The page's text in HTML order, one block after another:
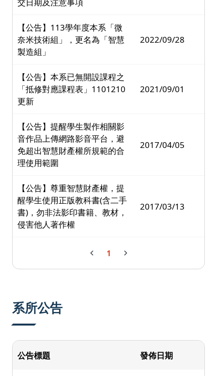
交日期及注意事項
【公告】113學年度本系「微
奈米技術組」，更名為「智慧
製造組」
2022/09/28
【公告】本系已無開設課程之
「抵修對應課程表」1101210
更新
2021/09/01
【公告】提醒學生製作相關影
音作品上傳網路影音平台，避
免超出智慧財產權所規範的合
理使用範圍
2017/04/05
【公告】尊重智慧財產權，提
醒學生使用正版教科書(含二手
書)，勿非法影印書籍、教材，
侵害他人著作權
2017/03/13
1
系所公告
公告標題 發佈日期